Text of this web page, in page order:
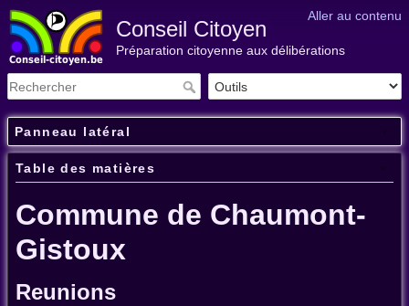
Aller au contenu
Conseil Citoyen
Préparation citoyenne aux délibérations
Panneau latéral
Table des matières
Commune de Chaumont-
Gistoux
Reunions